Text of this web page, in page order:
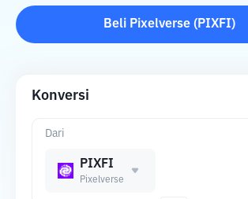
Beli Pixelverse( PIXFI)
Konversi
Dari
PIXFI
Pixelverse